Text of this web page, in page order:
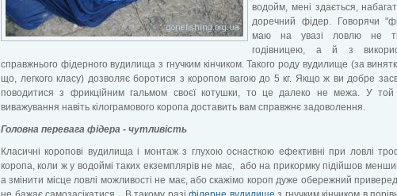
водойм, мені здається,
доречний фідер. Говорячи
маю на увазі ловлю не
годівницею, а й з
справжнього фідерного вудилища з гнучким кінчиком. Такого роду вудилище (за
що, легкого класу) дозволяє боротися з коропом вагою до 5 кг. Якщо ж ви добре
поводитися з фрикційним гальмом своєї котушки, то це далеко не межа. У
виважування навіть кілограмового коропа доставить вам справжнє задоволення.
Головна перевага фідера - чутливість
Класичні коропові вудилища і монтаж з глухою оснасткою ефективні при ловлі
коропа, коли ж у водоймі таких екземплярів не має, або на прикормку підійшов
а змінити місце ловлі можливості не має, або скажімо короп дуже обережний